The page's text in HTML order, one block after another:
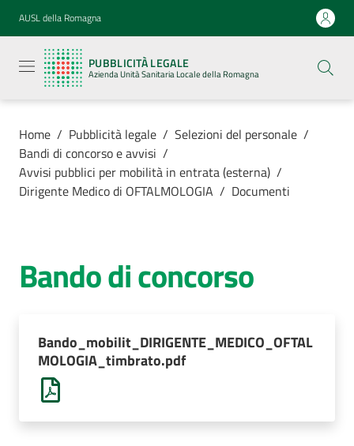
Vai al contenuto
Vai alla navigazione
Vai al footer
AUSL della Romagna
PUBBLICITÀ LEGALE
Azienda Unità Sanitaria Locale della Romagna
legale
Azienda
Unità
Locale della
Servizi
AUSL
Comunica
Home / Pubblicità legale / Selezioni del personale /
Bandi di concorso e avvisi /
Avvisi pubblici per mobilità in entrata (esterna) /
Dirigente Medico di OFTALMOLOGIA / Documenti
Bando di concorso
Bando_mobilit_DIRIGENTE_MEDICO_OFTAL
MOLOGIA_timbrato.pdf